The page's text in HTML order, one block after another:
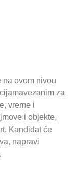
na ovom nivou
za
vreme i
i objekte,
Kandidat će
napravi